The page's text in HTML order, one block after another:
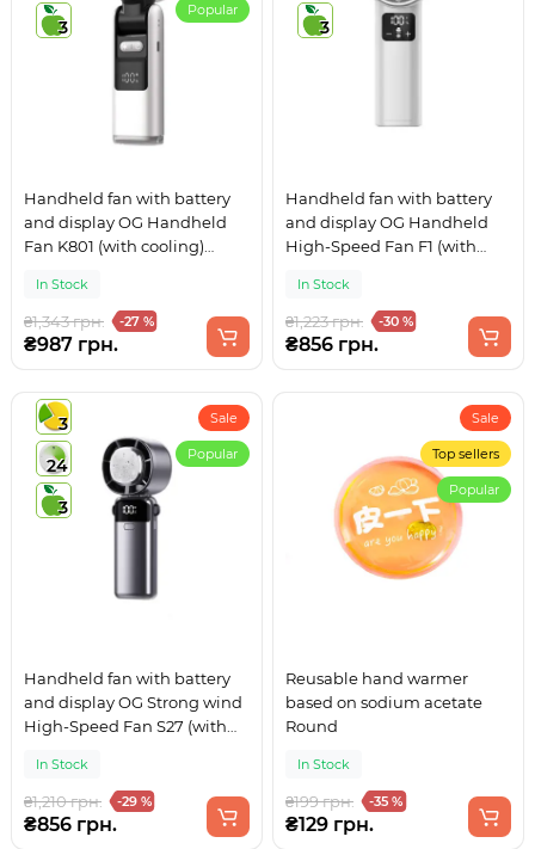
3
Popular
Handheld fan with battery
and display OG Handheld
Fan K801 (with cooling)
In Stock
₴1,343 грн. -27 %
₴987 грн.
3
Handheld fan with battery
and display OG Handheld
High-Speed Fan F1 (with
In Stock
₴1,223 грн. -30 %
₴856 грн.
3
24
3
Sale
Popular
Handheld fan with battery
and display OG Strong wind
High-Speed Fan S27 (with
In Stock
₴1,210 грн. -29 %
₴856 грн.
Sale
Top sellers
Popular
Reusable hand warmer
based on sodium acetate
Round
In Stock
₴199 грн. -35 %
₴129 грн.